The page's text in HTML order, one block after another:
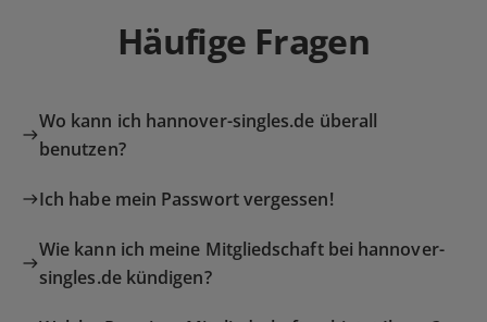
Häufige Fragen
Wo kann ich hannover-singles.de überall
benutzen?
Ich habe mein Passwort vergessen!
Wie kann ich meine Mitgliedschaft bei hannover-
singles.de kündigen?